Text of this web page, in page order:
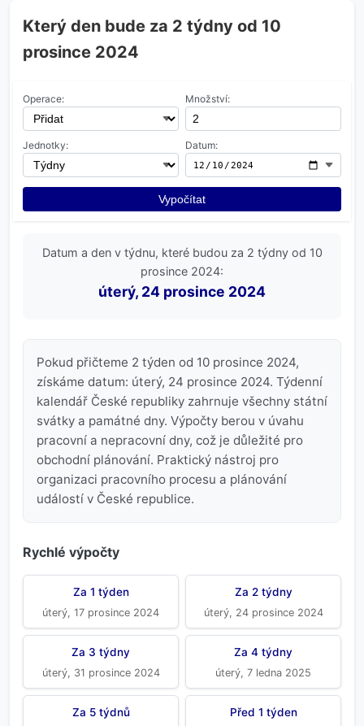
Který den bude za 2 týdny od 10
prosince 2024
Operace: Množství:
Jednotky: Datum:
Vypočítat
Datum a den v týdnu, které budou za 2 týdny od 10
prosince 2024:
úterý, 24 prosince 2024
Pokud přičteme 2 týden od 10 prosince 2024,
získáme datum: úterý, 24 prosince 2024. Týdenní
kalendář České republiky zahrnuje všechny státní
svátky a památné dny. Výpočty berou v úvahu
pracovní a nepracovní dny, což je důležité pro
obchodní plánování. Praktický nástroj pro
organizaci pracovního procesu a plánování
událostí v České republice.
Rychlé výpočty
Za 1 týden
úterý, 17 prosince 2024
Za 2 týdny
úterý, 24 prosince 2024
Za 3 týdny
úterý, 31 prosince 2024
Za 4 týdny
úterý, 7 ledna 2025
Za 5 týdnů Před 1 týden